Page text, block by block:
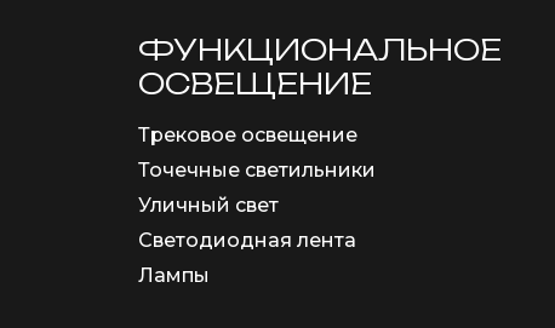
ФУНКЦИОНА­ЛЬНОЕ
ОСВЕЩЕНИЕ
Трековое освещение
Точечные светильники
Уличный свет
Светодиодная лента
Лампы